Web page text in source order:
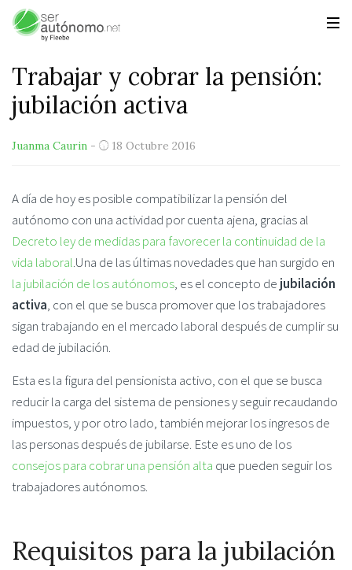
Trabajar y cobrar la pensión:
jubilación activa
Juanma Caurin - 18 Octubre 2016
A día de hoy es posible compatibilizar la pensión del
autónomo con una actividad por cuenta ajena, gracias al
Decreto ley de medidas para favorecer la continuidad de la
vida laboral.Una de las últimas novedades que han surgido en
la jubilación de los autónomos, es el concepto de jubilación
activa, con el que se busca promover que los trabajadores
sigan trabajando en el mercado laboral después de cumplir su
edad de jubilación.
Esta es la figura del pensionista activo, con el que se busca
reducir la carga del sistema de pensiones y seguir recaudando
impuestos, y por otro lado, también mejorar los ingresos de
las personas después de jubilarse. Este es uno de los
consejos para cobrar una pensión alta que pueden seguir los
trabajadores autónomos.
Requisitos para la jubilación